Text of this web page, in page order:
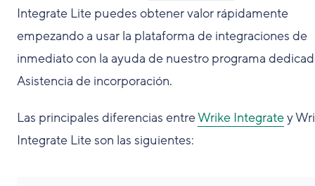
Integrate Lite puedes obtener valor rápidamente
empezando a usar la plataforma de integraciones de
inmediato con la ayuda de nuestro programa
Asistencia de incorporación.
Las principales diferencias entreWrike Integratey
Integrate Lite son las siguientes: